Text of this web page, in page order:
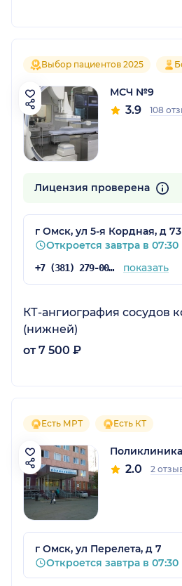
Выбор пациентов 2025
МСЧ №9
3.9 108
Лицензия проверена
г Омск, ул 5-я Кордная, д 73
Откроется завтра в 07:30
+7 (381) 279-00-73 показать
КТ-ангиография сосудов
(нижней)
от 7 500 ₽
Есть МРТ Есть КТ
2.0 2
г Омск, ул Перелета, д 7
Откроется завтра в 07:30